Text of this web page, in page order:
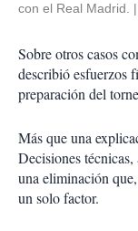
con el Real Madrid.
Sobre otros casos
describió esfuerzos
preparación del
Más que una
Decisiones
una eliminación
un solo factor.